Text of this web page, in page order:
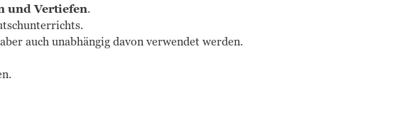
und Vertiefen.
auch unabhängig davon verwendet werden.